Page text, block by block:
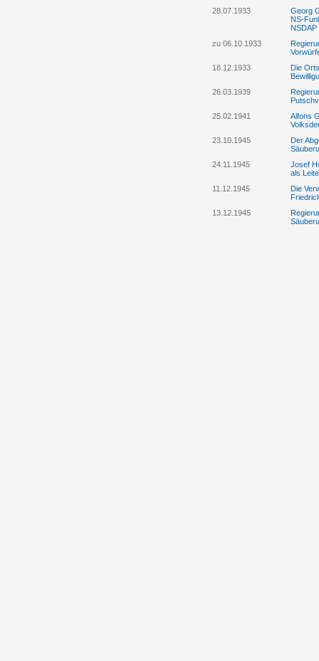
28.07.1933
Georg
NS-
NSDAP
zu 06.10.1933
18.12.1933
Die
26.03.1939
25.02.1941
Alfons
23.10.1945
Der
24.11.1945
Josef
als
11.12.1945
Die
13.12.1945